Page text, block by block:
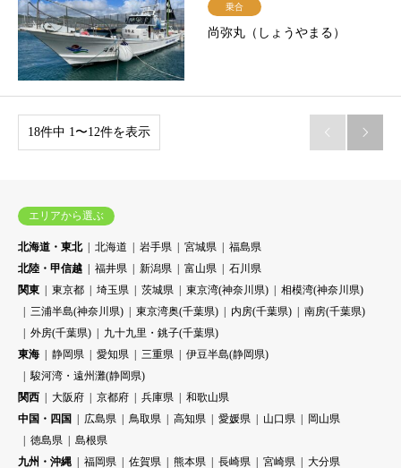
乗合
尚弥丸（しょうやまる）
18件中 1〜12件を表示  
エリアから選ぶ
北海道・東北 北海道 岩手県 宮城県
福島県
北陸・甲信越
福井県 新潟県 富山県
石川県
関東
東京都 埼玉県 茨城県 東京湾(神奈川県)
相模湾(神奈川県)
三浦半島(神奈川県)
東京湾奥(千葉県) 内房(千葉県)
南房(千葉県)
外房(千葉県)
九十九里・銚子(千葉県)
東海
静岡県 愛知県 三重県
伊豆半島(静岡県)
駿河湾・遠州灘(静岡県)
関西
大阪府 京都府 兵庫県
和歌山県
中国・四国
広島県 鳥取県 高知県 愛媛県 山口県
岡山県
徳島県
島根県
九州・沖縄
福岡県 佐賀県 熊本県 長崎県 宮崎県
大分県